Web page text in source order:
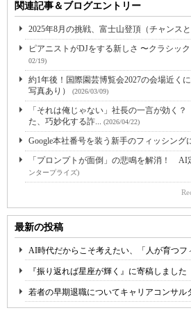
関連記事＆ブログエントリー
2025年8月の挑戦、富士山登頂（チャンス
ピアニストがDJをする新しさ 〜クラシッ
02/19)
約1年後！国際園芸博覧会2027の会場近く
写真あり）
(2026/03/09)
「それは俺じゃない」社長の一言が効く
た、巧妙化する詐... (2026/04/22)
Google本社番号を装う新手のフィッシング
「プロンプトが面倒」の悲鳴を解消！ AI
ンタープライズ)
最新の投稿
AI時代だからこそ考えたい、「人が育つフ
『振り返れば星座が輝く』に寄稿しました
若者の早期退職についてキャリアコンサル